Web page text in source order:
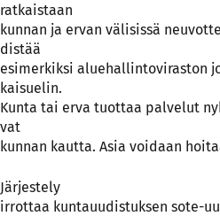
rat­kais­taan
kun­nan ja er­van vä­li­sis­sä
dis­tää
esi­mer­kik­si alue­hal­lin­to­vi­ras­ton
kai­sue­lin.
Kun­ta tai er­va tuot­taa pal­ve­lut
vat
kun­nan kaut­ta. Asia voi­daan
Jär­jes­te­ly
ir­rot­taa kun­ta­uu­dis­tuk­sen so­te-